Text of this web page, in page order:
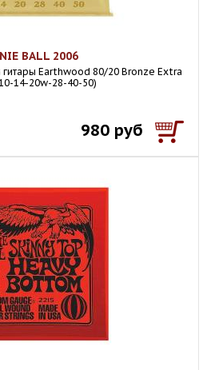
BALL 2006
гитары Earthwood 80/20 Bronze Extra
14-20w-28-40-50)
980 руб